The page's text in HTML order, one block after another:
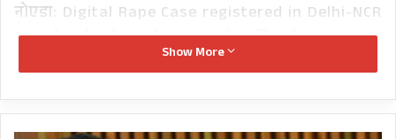
नोएडा: Digital Rape Case registered in Delhi-NCR
उत्तरप्रदेश के नोएडा सेक्टर 39 में पुलिस ने एक मशहूर
चित्रकार को एक नाबालिग बच्ची के साथ सात साल तक
‘डिजिटल रेप’ करने के आरोप में गिरफ्तार किया है। 80
Show More